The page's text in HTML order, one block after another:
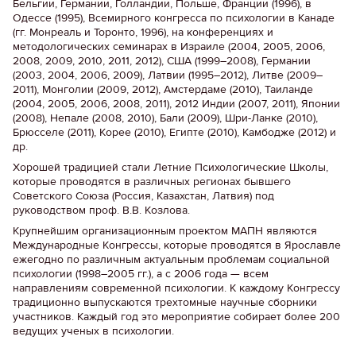
Бельгии, Германии, Голландии, Польше, Франции (1996), в
Одессе (1995), Всемирного конгресса по психологии в Канаде
(гг. Монреаль и Торонто, 1996), на конференциях и
методологических семинарах в Израиле (2004, 2005, 2006,
2008, 2009, 2010, 2011, 2012), США (1999–2008), Германии
(2003, 2004, 2006, 2009), Латвии (1995–2012), Литве (2009–
2011), Монголии (2009, 2012), Амстердаме (2010), Таиланде
(2004, 2005, 2006, 2008, 2011), 2012 Индии (2007, 2011), Японии
(2008), Непале (2008, 2010), Бали (2009), Шри-Ланке (2010),
Брюсселе (2011), Корее (2010), Египте (2010), Камбодже (2012) и
др.
Хорошей традицией стали Летние Психологические Школы,
которые проводятся в различных регионах бывшего
Советского Союза (Россия, Казахстан, Латвия) под
руководством проф. В.В. Козлова.
Крупнейшим организационным проектом МАПН являются
Международные Конгрессы, которые проводятся в Ярославле
ежегодно по различным актуальным проблемам социальной
психологии (1998–2005 гг.), а с 2006 года — всем
направлениям современной психологии. К каждому Конгрессу
традиционно выпускаются трехтомные научные сборники
участников. Каждый год это мероприятие собирает более 200
ведущих ученых в психологии.